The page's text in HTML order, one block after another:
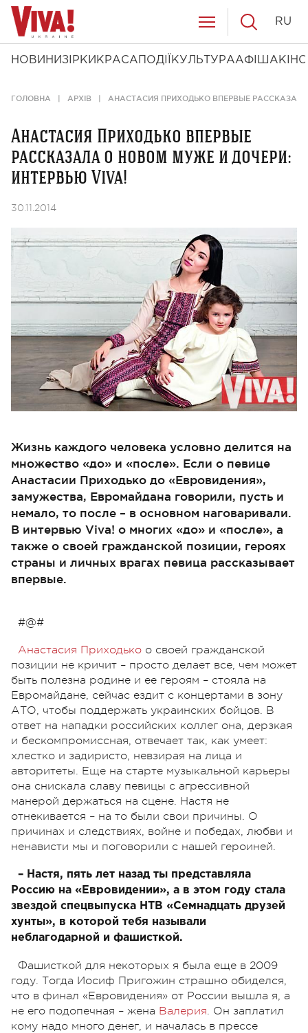
НОВИНИ ЗІРКИ КРАСА ПОДІЇ КУЛЬТУРААФІША КІНО
RU
ГОЛОВНА АРХІВ АНАСТАСИЯ ПРИХОДЬКО ВПЕРВЫЕ
Анастасия Приходько впервые
рассказала о новом муже и дочери:
интервью Viva!
30.11.2014
Жизнь каждого человека условно делится на
множество «до» и «после». Если о певице
Анастасии Приходько до «Евровидения»,
замужества, Евромайдана говорили, пусть и
немало, то после – в основном наговаривали.
В интервью Viva! о многих «до» и «после», а
также о своей гражданской позиции, героях
страны и личных врагах певица рассказывает
впервые.
#@#
Анастасия Приходько о своей гражданской
позиции не кричит – просто делает все, чем может
быть полезна родине и ее героям – стояла на
Евромайдане, сейчас ездит с концертами в зону
АТО, чтобы поддержать украинских бойцов. В
ответ на нападки российских коллег она, дерзкая
и бескомпромиссная, отвечает так, как умеет:
хлестко и задиристо, невзирая на лица и
авторитеты. Еще на старте музыкальной карьеры
она снискала славу певицы с агрессивной
манерой держаться на сцене. Настя не
отнекивается – на то были свои причины. О
причинах и следствиях, войне и победах, любви и
ненависти мы и поговорили с нашей героиней.
– Настя, пять лет назад ты представляла
Россию на «Евровидении», а в этом году стала
звездой спецвыпуска НТВ «Семнадцать друзей
хунты», в которой тебя называли
неблагодарной и фашисткой.
Фашисткой для некоторых я была еще в 2009
году. Тогда Иосиф Пригожин страшно обиделся,
что в финал «Евровидения» от России вышла я, а
не его подопечная – жена Валерия. Он заплатил
кому надо много денег, и началась в прессе